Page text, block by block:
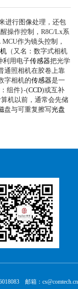
进行图像处理，还包
操作控制，R8C/Lx系
作为镜头控制，
（又名：数字式相机
利用电子传感器把光学
通照相机在胶卷上靠
字相机的传感器是一
组件}-(CCD)或互补
机以前，通常会先储
盘与可重复擦写光盘
邮箱：cs@comtech.cn